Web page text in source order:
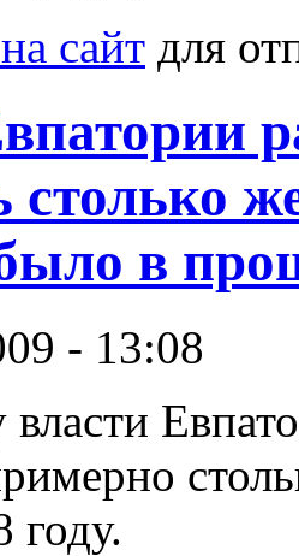
сайт для
столько
в
- 13:08
году.